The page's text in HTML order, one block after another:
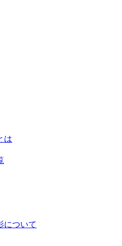
は
について